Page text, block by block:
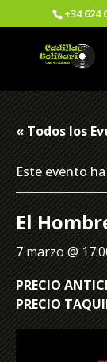
+34 624
« Todos los
Este evento
El
7 marzo @
PRECIO
PRECIO